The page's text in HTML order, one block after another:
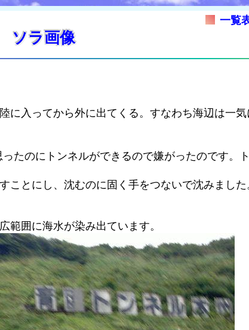
一覧
ソラ画像
入ってから外に出てくる。すなわち海辺は一気
たのにトンネルができるので嫌がったのです。
とにし、沈むのに固く手をつないで沈みました
範囲に海水が染み出ています。